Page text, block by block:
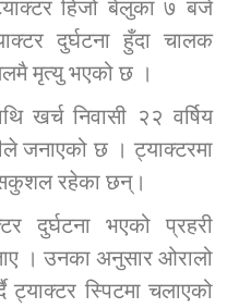
शिक्षालय जुम्लाको सुचना
कार्यालय जुम्लाकाे सुचना
हिजो बेलुका ७ बजे
दुर्घटना हुँदा चालक
मृत्यु भएको छ ।
खर्च निवासी २२ वर्षिय
जनाएको छ । ट्याक्टरमा
सकुशल रहेका छन्।
दुर्घटना भएको प्रहरी
। उनका अनुसार ओरालो
ट्याक्टर स्पिटमा चलाएको